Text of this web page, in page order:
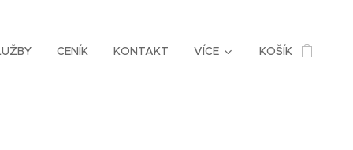
CENÍK KONTAKT VÍCE KOŠÍK